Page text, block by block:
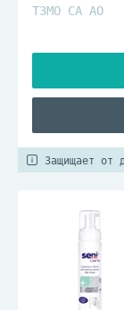
ТЗМО СА АО
Защищает от